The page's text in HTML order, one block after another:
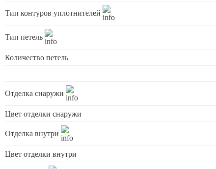
Тип контуров уплотнителей
Тип петель
Количество петель
Отделка снаружи
Цвет отделки снаружи
Отделка внутри
Цвет отделки внутри